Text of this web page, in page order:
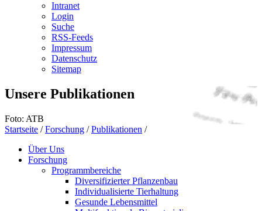
Intranet
Login
Suche
RSS-Feeds
Impressum
Datenschutz
Sitemap
Unsere Publikationen
Foto: ATB
Startseite / Forschung / Publikationen /
Über Uns
Forschung
Programmbereiche
Diversifizierter Pflanzenbau
Individualisierte Tierhaltung
Gesunde Lebensmittel